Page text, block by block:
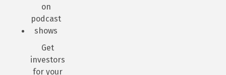
on
podcast
shows
Get
investors
for your